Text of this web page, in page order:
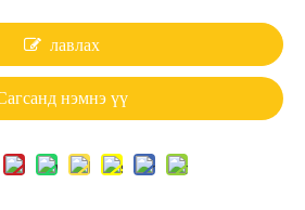
лавлах
нэмнэ үү